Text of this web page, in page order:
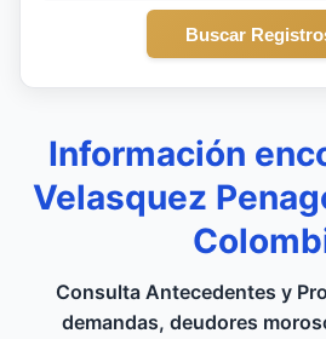
Buscar
Información
Velasquez
Consulta Antecedentes y
demandas, deudores